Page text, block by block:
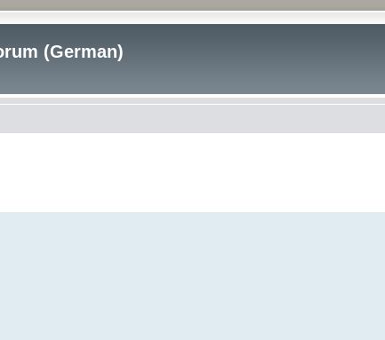
(German)